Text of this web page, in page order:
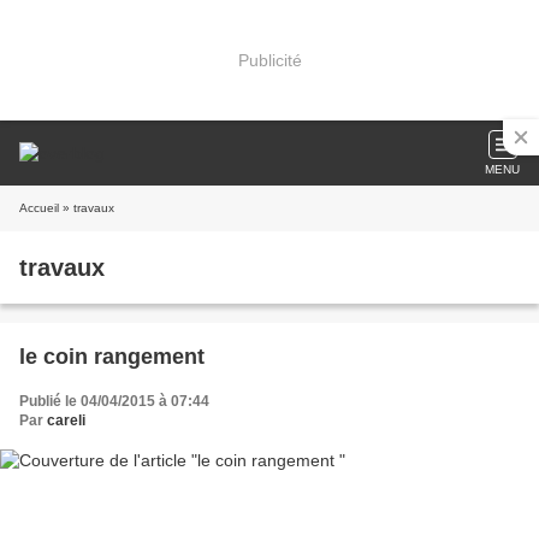
Publicité
MENU
Accueil » travaux
travaux
le coin rangement
Publié le 04/04/2015 à 07:44
Par careli